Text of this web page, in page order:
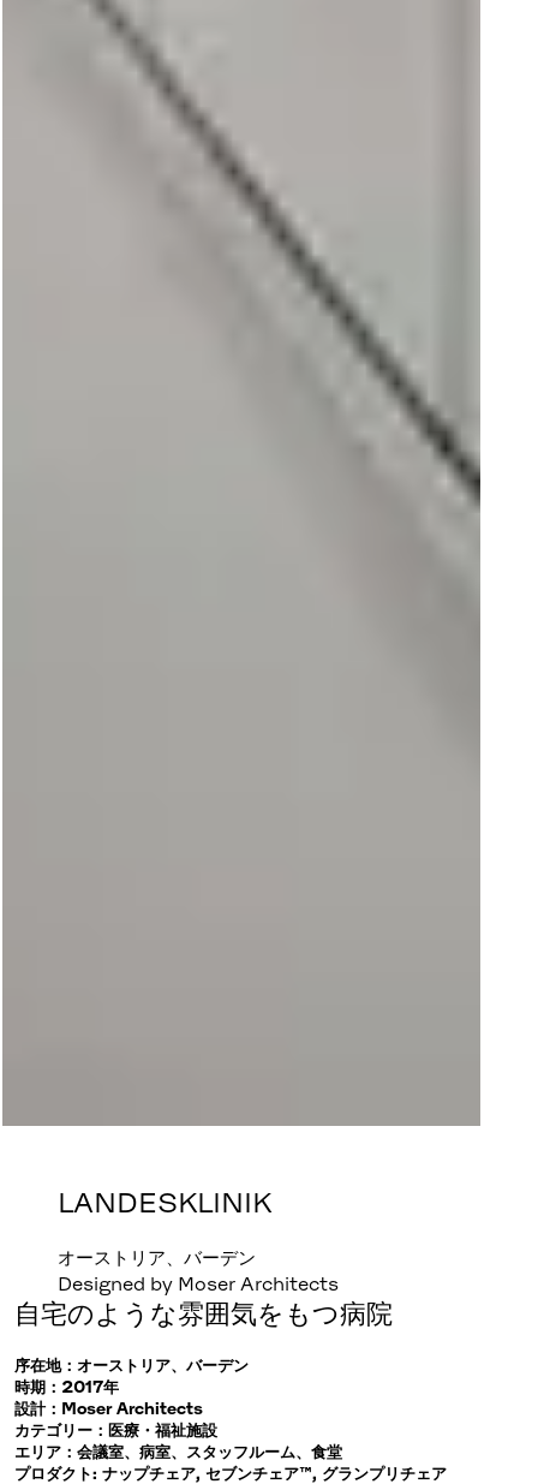
LANDESKLINIK
オーストリア、バーデン
Designed by Moser Architects
自宅のような雰囲気をもつ病院
序在地：オーストリア、バーデン
時期：2017年
設計：Moser Architects
カテゴリー：医療・福祉施設
エリア：会議室、病室、スタッフルーム、食堂
プロダクト: ナップチェア, セブンチェア™, グランプリチェア